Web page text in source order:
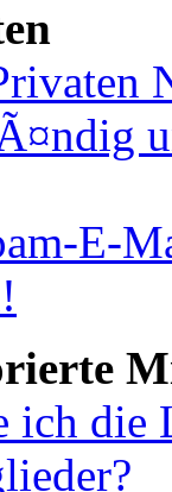
E-
ich die